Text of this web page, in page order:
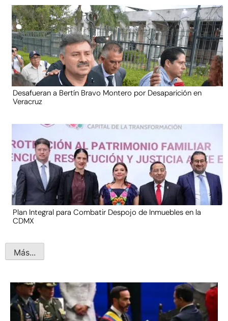
Desafueran a Bertín Bravo Montero por Desaparición en
Veracruz
Plan Integral para Combatir Despojo de Inmuebles en la
CDMX
Más...